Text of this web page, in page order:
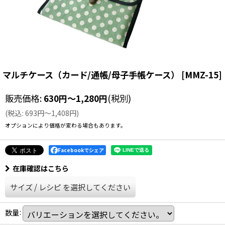
マルチケース（カード/通帳/母子手帳ケース） [MMZ-15]
販売価格: 630円～1,280円(税別)
(税込: 693円～1,408円)
オプションにより価格が変わる場合もあります。
Facebookでシェア
在庫確認はこちら
サイズ/ レシピ を選択してください
数量: